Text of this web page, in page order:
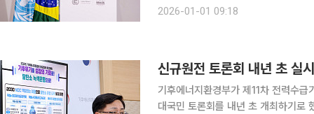
2026-01-01 09:18
신규원전 토론회 내년 초
기후에너지환경부가 제11차 전력수
대국민 토론회를 내년 초 개최하기